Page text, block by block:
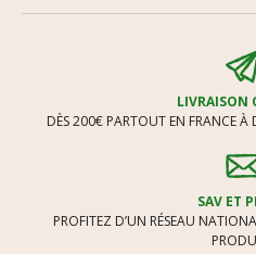
LIVRAISON
DÈS 200€ PARTOUT EN FRANCE
SAV ET
PROFITEZ D’UN RÉSEAU